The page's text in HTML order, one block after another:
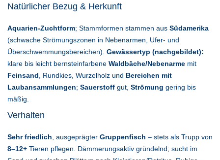
Natürlicher Bezug & Herkunft
Aquarien-Zuchtform; Stammformen stammen aus Südamerika
(schwache Strömungszonen in Nebenarmen, Ufer- und
Überschwemmungsbereichen). Gewässertyp (nachgebildet):
klare bis leicht bernsteinfarbene Waldbäche/Nebenarme mit
Feinsand, Rundkies, Wurzelholz und Bereichen mit
Laubansammlungen; Sauerstoff gut, Strömung gering bis
mäßig.
Verhalten
Sehr friedlich, ausgeprägter Gruppenfisch – stets als Trupp von
8–12+ Tieren pflegen. Dämmerungsaktiv gründelnd; sucht im